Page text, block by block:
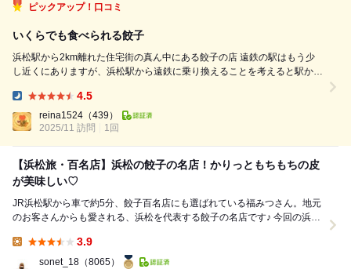
ピックアップ！口コミ
いくらでも食べられる餃子
浜松駅から2km離れた住宅街の真ん中にある餃子の店 遠鉄の駅はもう少
し近くにありますが、浜松駅から遠鉄に乗り換えることを考えると駅から
簡易的なテーブルとイス それなのに店員の多さやメニューの少なさが繁
盛店であることを匂わ...
4.5
reina1524 （439）
2025/11 訪問
1回
【浜松旅・百名店】浜松の餃子の名店！かりっともちもちの皮
が美味しい♡
JR浜松駅から車で約5分、餃子百名店にも選ばれている福みつさん。地元
のお客さんからも愛される、浜松を代表する餃子の名店です♪ 今回の浜松
3.9
sonet_18 （8065）